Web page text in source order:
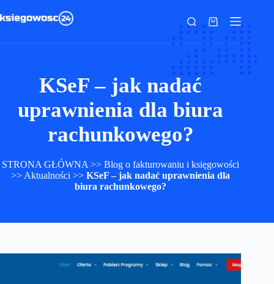
do
Koszyk
KSeF – jak nadać
uprawnienia dla biura
rachunkowego?
STRONA GŁÓWNA >>Blog o fakturowaniu i księgowości
>> Aktualności >>KSeF – jak nadać uprawnienia dla
biura rachunkowego?